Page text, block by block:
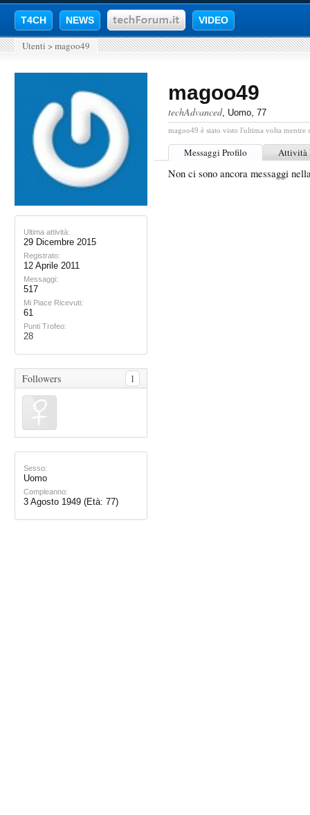
T4CH NEWS VIDEO
Utenti > magoo49
Ultima attività:
29 Dicembre 2015
Registrato:
12 Aprile 2011
Messaggi:
517
Mi Piace Ricevuti:
61
Punti Trofeo:
28
Followers 1
Sesso:
Uomo
Compleanno:
3 Agosto 1949 (Età: 77)
magoo49
techAdvanced, Uomo, 77
magoo49 è stato visto l'ultima volta mentre
Messaggi Profilo Attività
Non ci sono ancora messaggi